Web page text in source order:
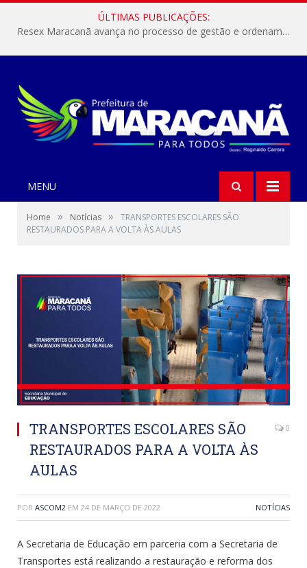
ÚLTIMAS PUBLICAÇÕES:
Resex Maracanã avança no processo de gestão e ordenamento do turismo em nossas áreas protegidas.
MENU
Home » Notícias »
TRANSPORTES ESCOLARES SÃO
RESTAURADOS PARA A VOLTA ÀS AULAS
TRANSPORTES ESCOLARES SÃO
RESTAURADOS PARA A VOLTA ÀS
AULAS
0
POR ASCOM2 EM 24 DE MARÇO DE 2022 NOTÍCIAS
A Secretaria de Educação em parceria com a Secretaria de
Transportes está realizando a restauração e reforma dos